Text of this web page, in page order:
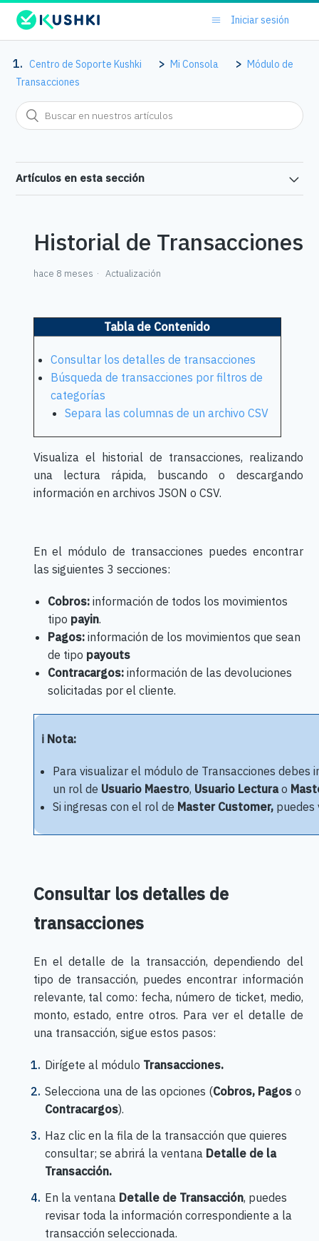
Iniciar sesión
Centro de Soporte Kushki Mi Consola
Módulo de
Transacciones
Artículos en esta sección
Historial de Transacciones
hace 8 meses Actualización
Tabla de Contenido
Consultar los detalles de transacciones
Búsqueda de transacciones por filtros de
categorías
Separa las columnas de un archivo CSV
Visualiza el historial de transacciones, realizando
una lectura rápida, buscando o descargando
información en archivos JSON o CSV.
En el módulo de transacciones puedes encontrar
las siguientes 3 secciones:
Cobros:información de todos los movimientos
tipo payin.
Pagos:información de los movimientos que sean
de tipo payouts
Contracargos: información de las devoluciones
solicitadas por el cliente.
ℹ️ Nota:
Para visualizar el módulo de Transacciones debes
un rol de Usuario Maestro, Usuario Lecturao
Si ingresas con el rol de Master Customer, puedes
Consultar los detalles de
transacciones
En el detalle de la transacción, dependiendo del
tipo de transacción, puedes encontrar información
relevante, tal como: fecha, número de ticket, medio,
monto, estado, entre otros. Para ver el detalle de
una transacción, sigue estos pasos:
Dirígete al módulo Transacciones.
Selecciona una de las opciones (Cobros, Pagos o
Contracargos).
Haz clic en la fila de la transacción que quieres
consultar; se abrirá la ventana Detalle de la
Transacción.
En la ventana Detalle de Transacción, puedes
revisar toda la información correspondiente a la
transacción seleccionada.